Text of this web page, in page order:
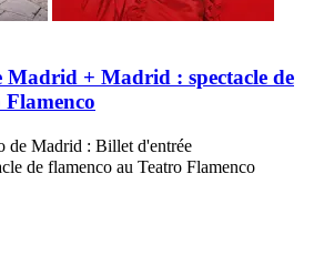
Madrid + Madrid : spectacle de
de Madrid : Billet d'entrée
de flamenco au Teatro Flamenco